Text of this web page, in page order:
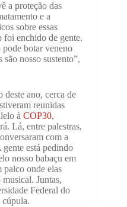
a proteção das
e a
sobre essas
foi enchido de gente.
botar veneno
nosso sustento”,
deste ano, cerca de
reunidas
à COP30,
Lá, entre palestras,
com a
gente está pedindo
nosso babaçu em
palco onde elas
Juntas,
Federal do